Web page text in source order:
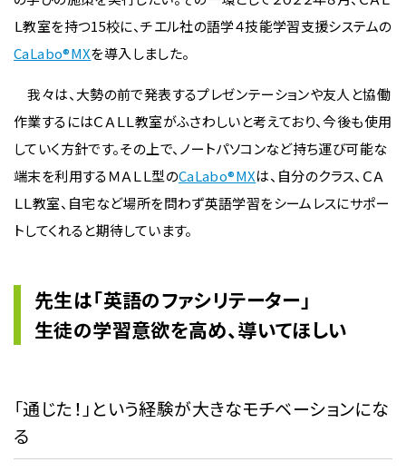
Ｌ教室を持つ15校に、チエル社の語学４技能学習支援システムの
CaLabo®MXを導入しました。
我々は、大勢の前で発表するプレゼンテーションや友人と協働
作業するにはＣＡＬＬ教室がふさわしいと考えており、今後も使用
していく方針です。その上で、ノートパソコンなど持ち運び可能な
端末を利用するＭＡＬＬ型のCaLabo®MXは、自分のクラス、ＣＡ
ＬＬ教室、自宅など場所を問わず英語学習をシームレスにサポー
トしてくれると期待しています。
先生は「英語のファシリテーター」
生徒の学習意欲を高め、導いてほしい
「通じた！」という経験が大きなモチベーションにな
る